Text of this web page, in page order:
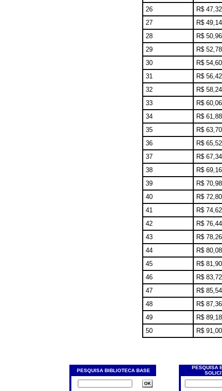
26
R$ 47,32
27
R$ 49,14
28
R$ 50,96
29
R$ 52,78
30
R$ 54,60
31
R$ 56,42
32
R$ 58,24
33
R$ 60,06
34
R$ 61,88
35
R$ 63,70
36
R$ 65,52
37
R$ 67,34
38
R$ 69,16
39
R$ 70,98
40
R$ 72,80
41
R$ 74,62
42
R$ 76,44
43
R$ 78,26
44
R$ 80,08
45
R$ 81,90
46
R$ 83,72
47
R$ 85,54
48
R$ 87,36
49
R$ 89,18
50
R$ 91,00
PESQUISA BIBLIOTECA BASE
PESQUISA